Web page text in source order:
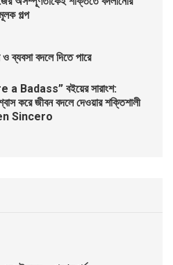
গল্প
ব্যবসা বদলে দিতে পারে
a Badass” বইয়ের সারাংশ:
করে জীবন বদলে দেওয়ার শক্তিশালী
Sincero